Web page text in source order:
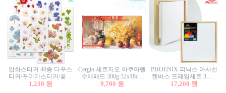
압화스티커 40종 다꾸스
티커/꾸미기스티커/꽃스
티커/압화꽃책갈피/팬시
1,230 원
Cergio 세르지오 아쿠아렐
수채패드 300g 32x18cm
12매 1면제본
9,700 원
PHOENIX 피닉스 아사천
캔버스 프레임세트 3호F
27.3x22cm 캔버스와 올림
17,200 원